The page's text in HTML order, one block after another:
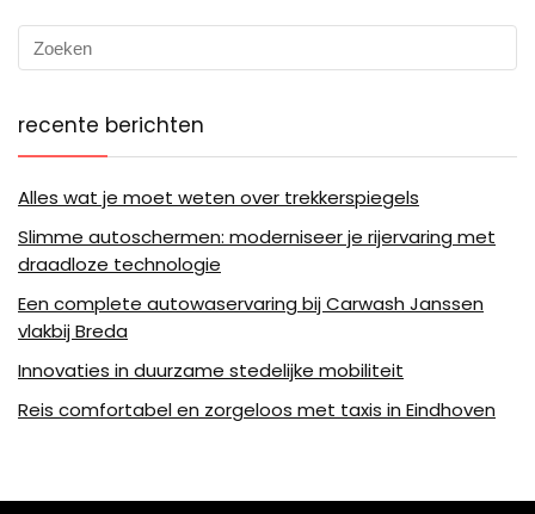
recente berichten
Alles wat je moet weten over trekkerspiegels
Slimme autoschermen: moderniseer je rijervaring met
draadloze technologie
Een complete autowaservaring bij Carwash Janssen
vlakbij Breda
Innovaties in duurzame stedelijke mobiliteit
Reis comfortabel en zorgeloos met taxis in Eindhoven